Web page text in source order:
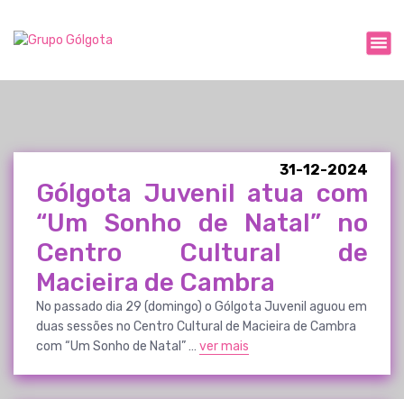
Expressão cultural e social da espiritualidade passionista.
31-12-2024
Gólgota Juvenil atua com
“Um Sonho de Natal” no
Centro Cultural de
Macieira de Cambra
No passado dia 29 (domingo) o Gólgota Juvenil aguou em
duas sessões no Centro Cultural de Macieira de Cambra
com “Um Sonho de Natal” … ver mais